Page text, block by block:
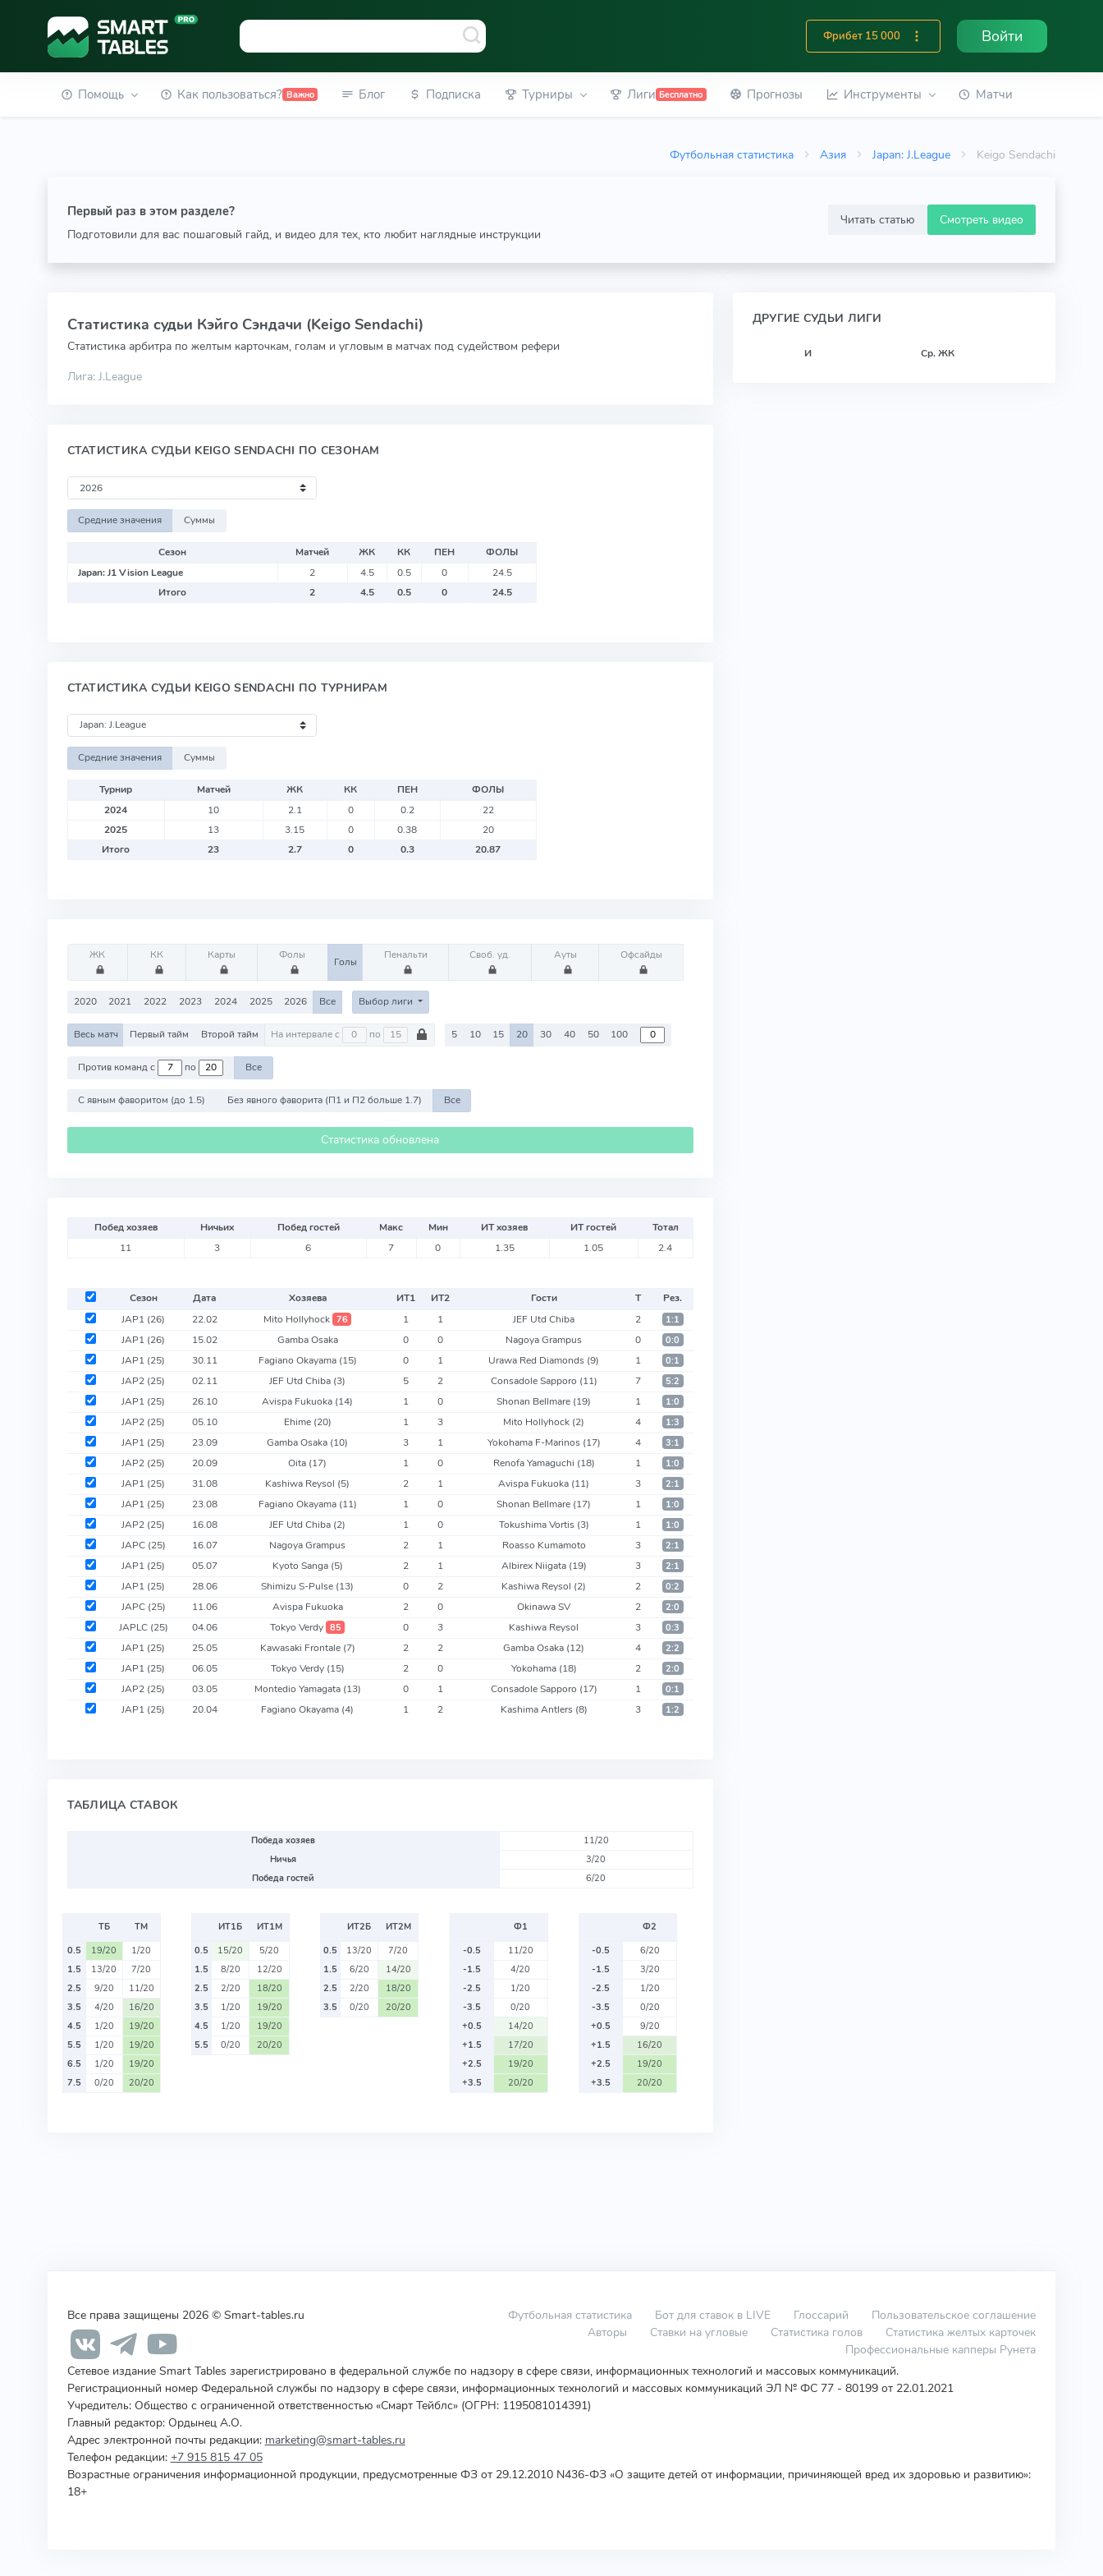
Фрибет 15 000 Войти
Помощь Как пользоваться? Важно Блог Подписка Турниры Лиги Бесплатно Прогнозы Инструменты Матчи
Футбольная статистика Азия Japan: J.League Keigo Sendachi
Первый раз в этом разделе?
Подготовили для вас пошаговый гайд, и видео для тех, кто любит наглядные инструкции
Читать статью Смотреть видео
Статистика судьи Кэйго Сэндачи (Keigo Sendachi)
Статистика арбитра по желтым карточкам, голам и угловым в матчах под судейством рефери
Лига: J.League
СТАТИСТИКА СУДЬИ KEIGO SENDACHI ПО СЕЗОНАМ
Средние значения Суммы
Сезон Матчей ЖК КК ПЕН
ФОЛЫ
Japan: J1 Vision League
2 4.5 0.5 0
24.5
Итого
2 4.5 0.5 0 24.5
СТАТИСТИКА СУДЬИ KEIGO SENDACHI ПО ТУРНИРАМ
Средние значения Суммы
Турнир Матчей ЖК КК ПЕН
ФОЛЫ
2024
10 2.1 0 0.2
22
2025
13 3.15 0 0.38
20
Итого
23 2.7 0 0.3 20.87
ЖК КК Карты Фолы
Голы
Пенальти Своб. уд. Ауты Офсайды
2020 2021 2022 2023 2024 2025 2026 Все Выбор лиги
Весь матч Первый тайм Второй тайм На интервале с по 5 10 15 20 30 40 50 100
Против команд с по Все
С явным фаворитом (до 1.5) Без явного фаворита (П1 и П2 больше 1.7) Все
Статистика обновлена
Побед хозяев Ничьих Побед гостей Макс Мин ИТ хозяев ИТ гостей
Тотал
11
3 6 7 0 1.35 1.05 2.4
Сезон Дата Хозяева ИТ1 ИТ2 Гости Т
Рез.
JAP1 (26)
22.02 Mito Hollyhock 76 1 1 JEF Utd Chiba 2 1:1
JAP1 (26) 15.02 Gamba Osaka 0 0 Nagoya Grampus 0 0:0
JAP1 (25) 30.11 Fagiano Okayama (15) 0 1 Urawa Red Diamonds (9) 1 0:1
JAP2 (25) 02.11 JEF Utd Chiba (3) 5 2 Consadole Sapporo (11) 7 5:2
JAP1 (25) 26.10 Avispa Fukuoka (14) 1 0 Shonan Bellmare (19) 1 1:0
JAP2 (25) 05.10 Ehime (20) 1 3 Mito Hollyhock (2) 4 1:3
JAP1 (25) 23.09 Gamba Osaka (10) 3 1 Yokohama F-Marinos (17) 4 3:1
JAP2 (25) 20.09 Oita (17) 1 0 Renofa Yamaguchi (18) 1 1:0
JAP1 (25) 31.08 Kashiwa Reysol (5) 2 1 Avispa Fukuoka (11) 3 2:1
JAP1 (25) 23.08 Fagiano Okayama (11) 1 0 Shonan Bellmare (17) 1 1:0
JAP2 (25) 16.08 JEF Utd Chiba (2) 1 0 Tokushima Vortis (3) 1 1:0
JAPC (25) 16.07 Nagoya Grampus 2 1 Roasso Kumamoto 3 2:1
JAP1 (25) 05.07 Kyoto Sanga (5) 2 1 Albirex Niigata (19) 3 2:1
JAP1 (25) 28.06 Shimizu S-Pulse (13) 0 2 Kashiwa Reysol (2) 2 0:2
JAPC (25) 11.06 Avispa Fukuoka 2 0 Okinawa SV 2 2:0
JAPLC (25) 04.06 Tokyo Verdy 85 0 3 Kashiwa Reysol 3 0:3
JAP1 (25) 25.05 Kawasaki Frontale (7) 2 2 Gamba Osaka (12) 4 2:2
JAP1 (25) 06.05 Tokyo Verdy (15) 2 0 Yokohama (18) 2 2:0
JAP2 (25) 03.05 Montedio Yamagata (13) 0 1 Consadole Sapporo (17) 1 0:1
JAP1 (25) 20.04 Fagiano Okayama (4) 1 2 Kashima Antlers (8) 3 1:2
ТАБЛИЦА СТАВОК
Победа хозяев
11/20
Ничья
3/20
Победа гостей
6/20
ТБ
ТМ
0.5
19/20
1/20
1.5
13/20
7/20
2.5
9/20
11/20
3.5
4/20
16/20
4.5
1/20
19/20
5.5
1/20
19/20
6.5
1/20
19/20
7.5
0/20 20/20
ИТ1Б
ИТ1М
0.5
15/20
5/20
1.5
8/20
12/20
2.5
2/20
18/20
3.5
1/20
19/20
4.5
1/20
19/20
5.5
0/20 20/20
ИТ2Б
ИТ2М
0.5
13/20
7/20
1.5
6/20
14/20
2.5
2/20
18/20
3.5
0/20 20/20
Ф1
-0.5
11/20
-1.5
4/20
-2.5
1/20
-3.5
0/20
+0.5
14/20
+1.5
17/20
+2.5
19/20
+3.5
20/20
Ф2
-0.5
6/20
-1.5
3/20
-2.5
1/20
-3.5
0/20
+0.5
9/20
+1.5
16/20
+2.5
19/20
+3.5
20/20
ДРУГИЕ СУДЬИ ЛИГИ
И Ср. ЖК
Все права защищены 2026 © Smart-tables.ru Футбольная статистика Бот для ставок в LIVE Глоссарий
Пользовательское соглашение
Авторы
Ставки на угловые Статистика голов
Статистика желтых карточек
Профессиональные капперы Рунета
Сетевое издание Smart Tables зарегистрировано в федеральной службе по надзору в сфере связи, информационных технологий и массовых коммуникаций.
Регистрационный номер Федеральной службы по надзору в сфере связи, информационных технологий и массовых коммуникаций ЭЛ № ФС 77 - 80199 от 22.01.2021
Учредитель: Общество с ограниченной ответственностью «Смарт Тейблс» (ОГРН: 1195081014391)
Главный редактор: Ордынец А.О.
Адрес электронной почты редакции: marketing@smart-tables.ru
Телефон редакции: +7 915 815 47 05
Возрастные ограничения информационной продукции, предусмотренные ФЗ от 29.12.2010 N436-ФЗ «О защите детей от информации, причиняющей вред их здоровью и развитию»:
18+